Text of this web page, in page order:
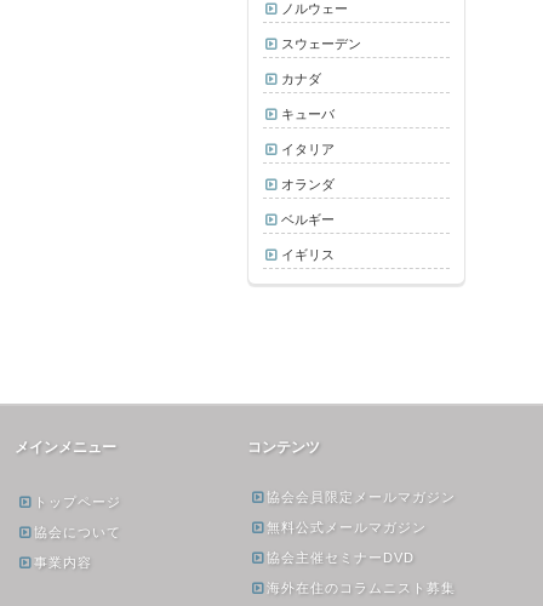
ノルウェー
スウェーデン
カナダ
キューバ
イタリア
オランダ
ベルギー
イギリス
メインメニュー
トップページ
協会について
事業内容
コンテンツ
協会会員限定メールマガジン
無料公式メールマガジン
協会主催セミナーDVD
海外在住のコラムニスト募集